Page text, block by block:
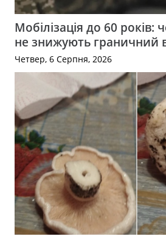
Мобілізація до 60 років:
не знижують граничний
Четвер, 6 Серпня, 2026